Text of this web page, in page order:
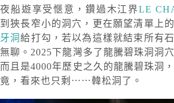
夜船遊享受愜意，鑽過木江界LE
到狹長窄小的洞穴，更在願望清單上
牙洞給打勾，若以為這樣就結束所有
無聊。2025下龍灣多了龍騰碧珠洞洞
而且是4000年歷史之久的龍騰碧珠洞
竟，看來也只剩⋯⋯韓松洞了。